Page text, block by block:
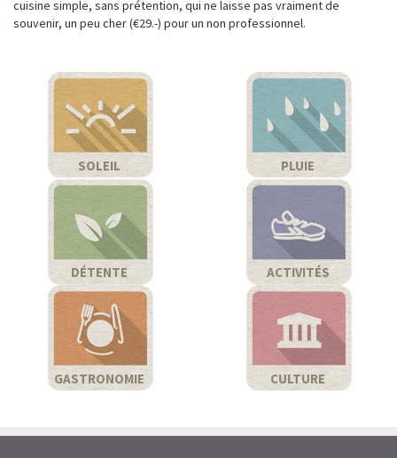
cuisine simple, sans prétention, qui ne laisse pas vraiment de
souvenir, un peu cher (€29.-) pour un non professionnel.
SOLEIL PLUIE
DÉTENTE ACTIVITÉS
GASTRONOMIE CULTURE